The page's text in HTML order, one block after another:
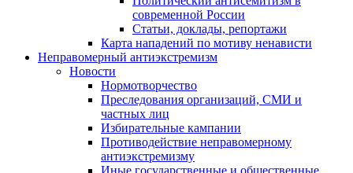
современной России
Статьи, доклады, репортажи
Карта нападений по мотиву ненависти
Неправомерный антиэкстремизм
Новости
Нормотворчество
Преследования организаций, СМИ и
частных лиц
Избирательные кампании
Противодействие неправомерному
антиэкстремизму